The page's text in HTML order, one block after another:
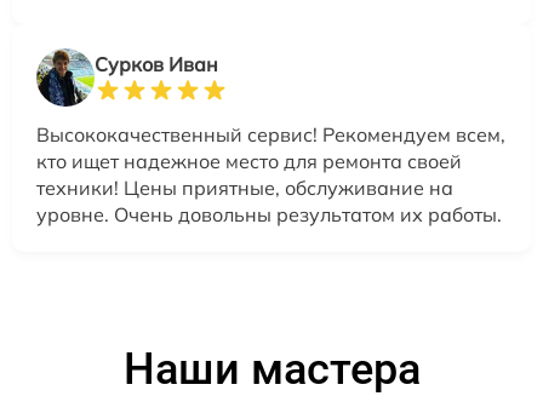
Сурков Иван
Высококачественный сервис! Рекомендуем всем,
кто ищет надежное место для ремонта своей
техники! Цены приятные, обслуживание на
уровне. Очень довольны результатом их работы.
Наши мастера